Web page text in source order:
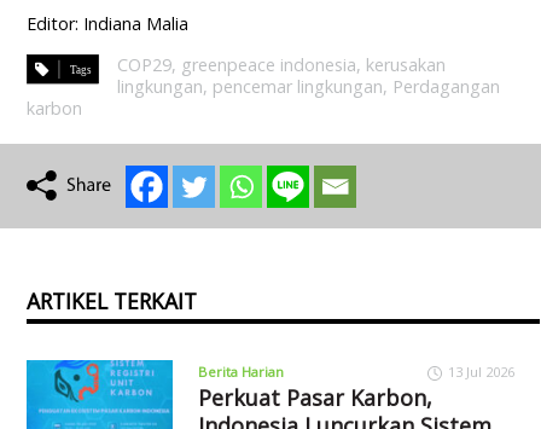
Editor: Indiana Malia
COP29, greenpeace indonesia, kerusakan
lingkungan, pencemar lingkungan, Perdagangan
karbon
ARTIKEL TERKAIT
Berita Harian 13 Jul 2026
Perkuat Pasar Karbon,